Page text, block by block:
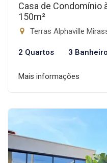
Casa de Condomínio
150m²
Terras Alphaville
2 Quartos 3
Mais informações